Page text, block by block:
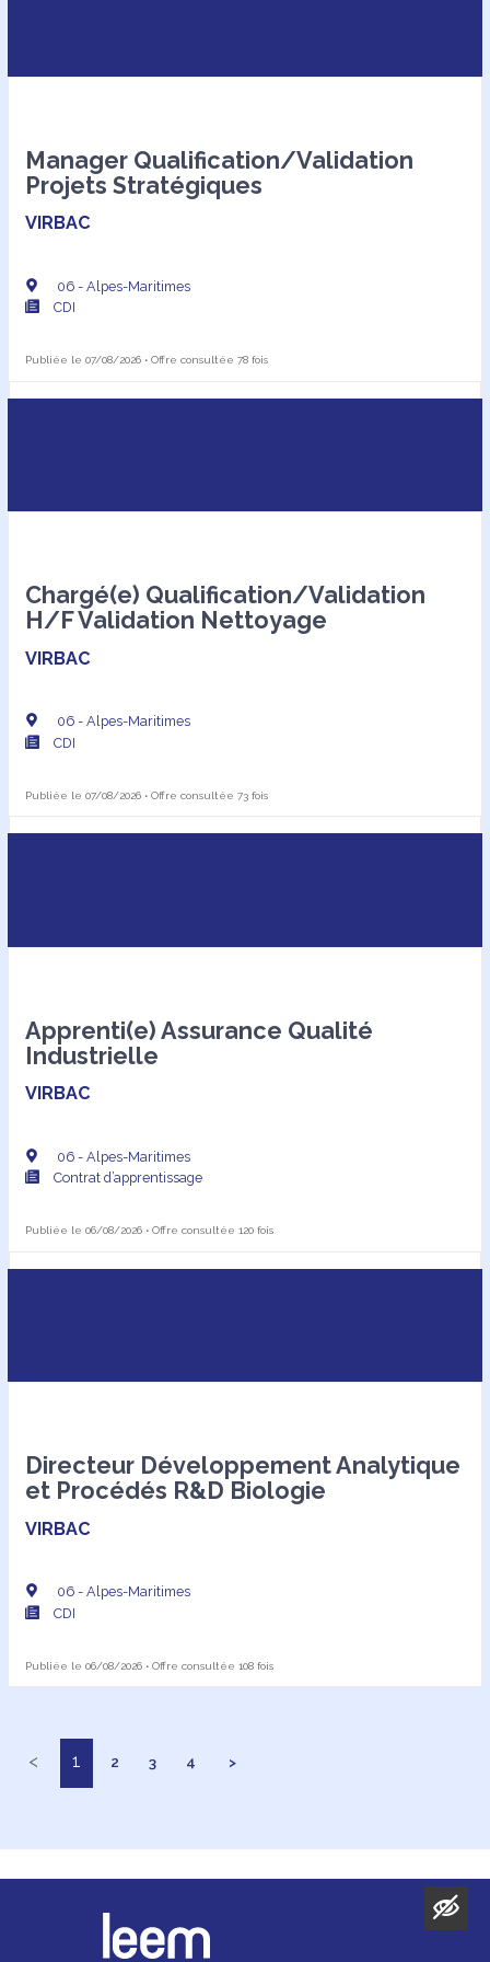
Manager Qualification/Validation
Projets Stratégiques
VIRBAC
06 - Alpes-Maritimes
CDI
Publiée le 07/08/2026 • Offre consultée 78 fois
Chargé(e) Qualification/Validation
H/F Validation Nettoyage
VIRBAC
06 - Alpes-Maritimes
CDI
Publiée le 07/08/2026 • Offre consultée 73 fois
Apprenti(e) Assurance Qualité
Industrielle
VIRBAC
06 - Alpes-Maritimes
Contrat d’apprentissage
Publiée le 06/08/2026 • Offre consultée 120 fois
Directeur Développement Analytique
et Procédés R&D Biologie
VIRBAC
06 - Alpes-Maritimes
CDI
Publiée le 06/08/2026 • Offre consultée 108 fois
< 1 2 3 4 >